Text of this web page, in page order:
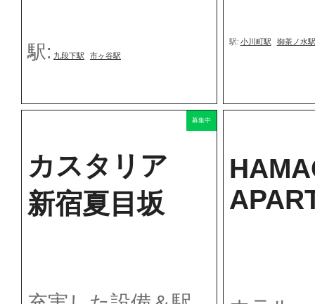
駅: 九段下駅 市ヶ谷駅
駅: 小川町駅 御茶ノ水駅
カスタリア
新宿夏目坂
募集中